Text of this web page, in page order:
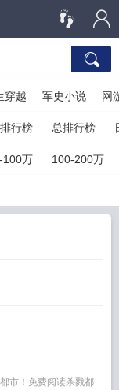
穿越 军史小说 网
行榜 总排行榜
100万 100-200万
市！免费阅读杀戮都